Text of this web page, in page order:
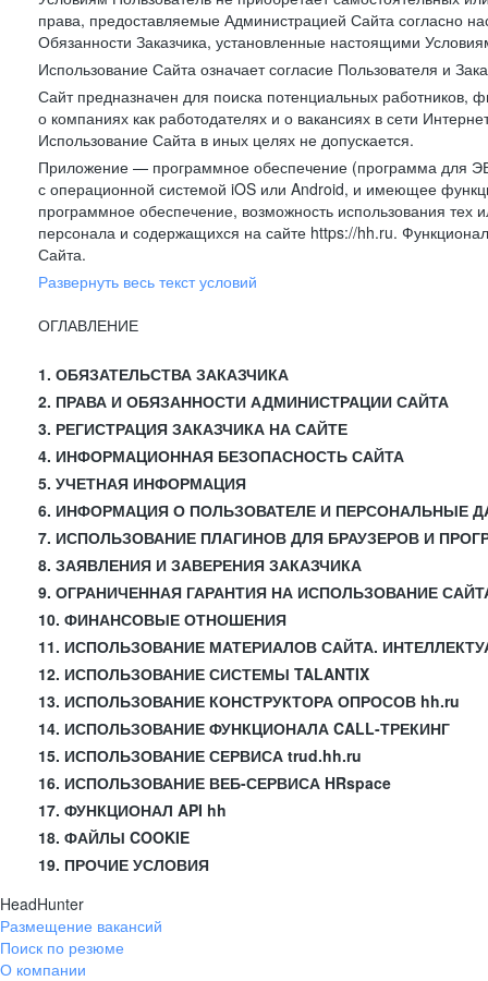
права, предоставляемые Администрацией Сайта согласно
Обязанности Заказчика, установленные настоящими
Использование Сайта означает согласие Пользователя и
Сайт предназначен для поиска потенциальных
о компаниях как работодателях и о вакансиях в сети
Использование Сайта в иных целях не допускается.
Приложение — программное обеспечение (программа для
с операционной системой iOS или Android, и имеющее
программное обеспечение, возможность использования
персонала и содержащихся на сайте https://hh.ru.
Сайта.
Развернуть весь текст условий
ОГЛАВЛЕНИЕ
1. ОБЯЗАТЕЛЬСТВА ЗАКАЗЧИКА
2. ПРАВА И ОБЯЗАННОСТИ АДМИНИСТРАЦИИ САЙТА
3. РЕГИСТРАЦИЯ ЗАКАЗЧИКА НА САЙТЕ
4. ИНФОРМАЦИОННАЯ БЕЗОПАСНОСТЬ САЙТА
5. УЧЕТНАЯ ИНФОРМАЦИЯ
6. ИНФОРМАЦИЯ О ПОЛЬЗОВАТЕЛЕ И ПЕРСОНАЛЬНЫЕ
7. ИСПОЛЬЗОВАНИЕ ПЛАГИНОВ ДЛЯ БРАУЗЕРОВ И
8. ЗАЯВЛЕНИЯ И ЗАВЕРЕНИЯ ЗАКАЗЧИКА
9. ОГРАНИЧЕННАЯ ГАРАНТИЯ НА ИСПОЛЬЗОВАНИЕ
10. ФИНАНСОВЫЕ ОТНОШЕНИЯ
11. ИСПОЛЬЗОВАНИЕ МАТЕРИАЛОВ САЙТА.
12. ИСПОЛЬЗОВАНИЕ СИСТЕМЫ TALANTIX
13. ИСПОЛЬЗОВАНИЕ КОНСТРУКТОРА ОПРОСОВ hh.ru
14. ИСПОЛЬЗОВАНИЕ ФУНКЦИОНАЛА CALL-ТРЕКИНГ
15. ИСПОЛЬЗОВАНИЕ СЕРВИСА trud.hh.ru
16. ИСПОЛЬЗОВАНИЕ ВЕБ-СЕРВИСА HRspace
17. ФУНКЦИОНАЛ API hh
18. ФАЙЛЫ COOKIE
19. ПРОЧИЕ УСЛОВИЯ
HeadHunter
Размещение вакансий
Поиск по резюме
О компании